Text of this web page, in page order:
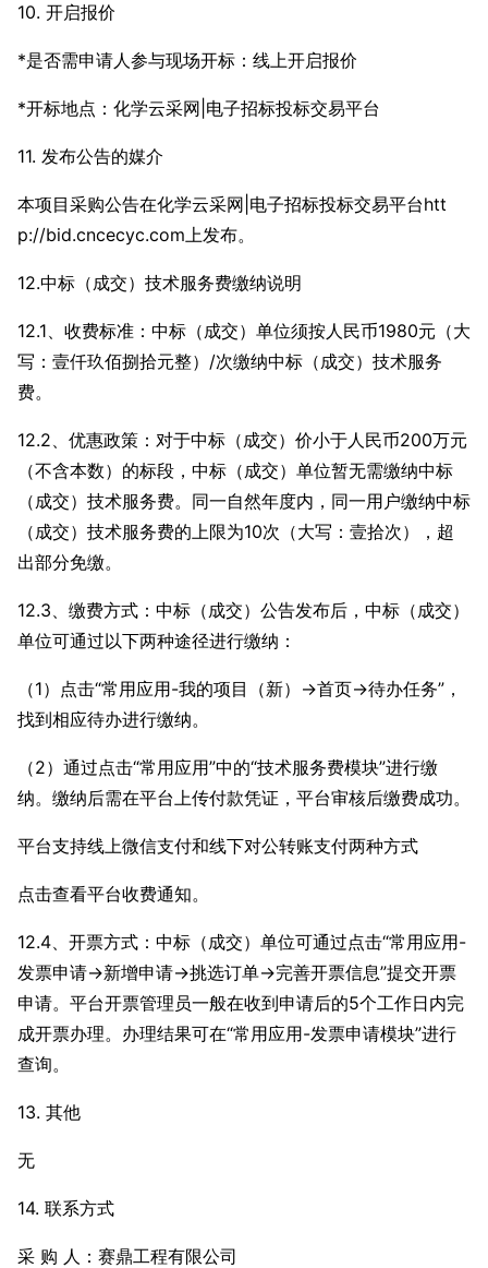
10. 开启报价
*是否需申请人参与现场开标：线上开启报价
*开标地点：化学云采网|电子招标投标交易平台
11. 发布公告的媒介
本项目采购公告在化学云采网|电子招标投标交易平台htt
p://bid.cncecyc.com上发布。
12.中标（成交）技术服务费缴纳说明
12.1、收费标准：中标（成交）单位须按人民币1980元（大
写：壹仟玖佰捌拾元整）/次缴纳中标（成交）技术服务
费。
12.2、优惠政策：对于中标（成交）价小于人民币200万元
（不含本数）的标段，中标（成交）单位暂无需缴纳中标
（成交）技术服务费。同一自然年度内，同一用户缴纳中标
（成交）技术服务费的上限为10次（大写：壹拾次），超
出部分免缴。
12.3、缴费方式：中标（成交）公告发布后，中标（成交）
单位可通过以下两种途径进行缴纳：
（1）点击“常用应用-我的项目（新）→首页→待办任务”，
找到相应待办进行缴纳。
（2）通过点击“常用应用”中的“技术服务费模块”进行缴
纳。缴纳后需在平台上传付款凭证，平台审核后缴费成功。
平台支持线上微信支付和线下对公转账支付两种方式
点击查看平台收费通知。
12.4、开票方式：中标（成交）单位可通过点击“常用应用-
发票申请→新增申请→挑选订单→完善开票信息”提交开票
申请。平台开票管理员一般在收到申请后的5个工作日内完
成开票办理。办理结果可在“常用应用-发票申请模块”进行
查询。
13. 其他
无
14. 联系方式
采 购 人：赛鼎工程有限公司